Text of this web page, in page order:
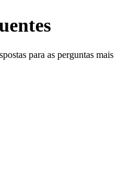
para as perguntas mais